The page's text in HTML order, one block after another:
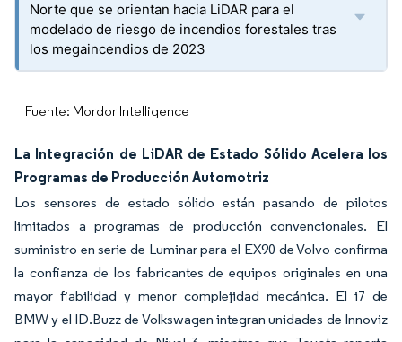
Norte que se orientan hacia LiDAR para el
modelado de riesgo de incendios forestales tras
los megaincendios de 2023
Fuente: Mordor Intelligence
La Integración de LiDAR de Estado Sólido Acelera los
Programas de Producción Automotriz
Los sensores de estado sólido están pasando de pilotos
limitados a programas de producción convencionales. El
suministro en serie de Luminar para el EX90 de Volvo confirma
la confianza de los fabricantes de equipos originales en una
mayor fiabilidad y menor complejidad mecánica. El i7 de
BMW y el ID.Buzz de Volkswagen integran unidades de Innoviz